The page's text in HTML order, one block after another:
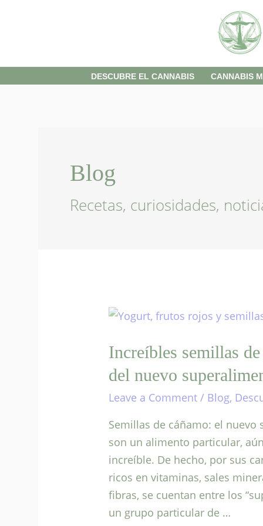
DESCUBRE EL CANNABIS CANNABIS
Blog
Recetas, curiosidades,
Increíbles semillas
del nuevo
Leave a Comment / Blog,
Semillas de cáñamo: el
son un alimento particular,
increíble. De hecho, por sus
ricos en vitaminas, sales
fibras, se cuentan entre los
un grupo particular de …